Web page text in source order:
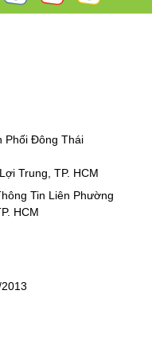
Phối Đông Thái
Trung, TP. HCM
Tin Liên Phường
HCM